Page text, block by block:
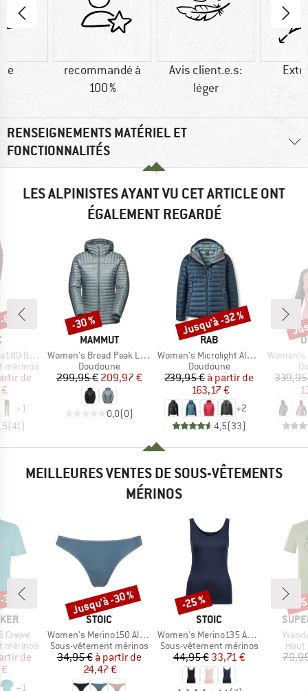
recommandé à
100 %
Avis client.e.s:
léger
RENSEIGNEMENTS MATÉRIEL ET
FONCTIONNALITÉS
LES ALPINISTES AYANT VU CET ARTICLE ONT
ÉGALEMENT REGARDÉ
Long Pants
mérinos
réduit
de
+1
(41 )
%
MARQUE
MAMMUT
Article
Women's Broad Peak Light IN Hooded Jacket
Product group
Doudoune
Prix
299,95 €Prix réduit
209,97 €
0,0(0)
Remise
-30 %
MARQUE
RAB
Article
Women's Microlight Alpine Jacket
Product group
Doudoune
Prix
239,95 € Prix réduit
à partir de
163,17 €
+2
4,5(33)
Remise
Jusqu'à -32 %
Article
Women's
MEILLEURES VENTES DE SOUS-VÊTEMENTS
MÉRINOS
Crewe
mérinos
réduit
de
+1
%
MARQUE
STOIC
Article
Women's Merino150 AlsenSt. Thong
Product group
Sous-vêtement mérinos
Prix
34,95 € Prix réduit
à partir de
24,47 €
Remise
Jusqu'à -30 %
MARQUE
STOIC
Article
Women's Merino135 AnebySt. Tank
Product group
Sous-vêtement mérinos
Prix
44,95 €Prix réduit
33,71 €
Remise
-25 %
Article
Haut
-